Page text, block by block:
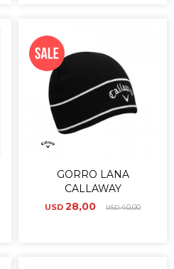
GORRO LANA
CALLAWAY
USD 28,00 USD40,00